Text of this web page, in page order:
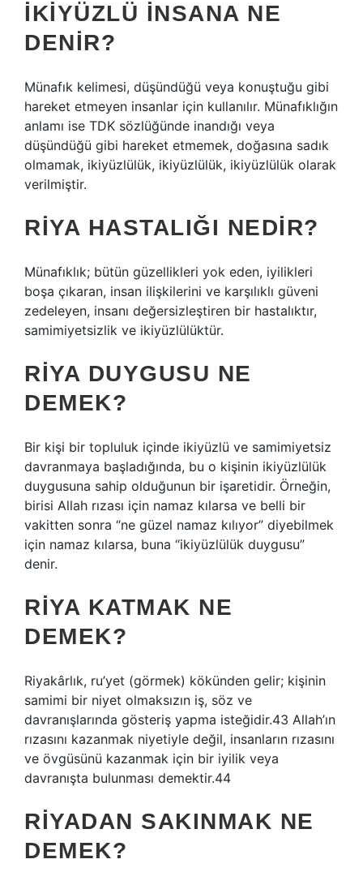
İKIYÜZLÜ INSANA NE
DENIR?
Münafık kelimesi, düşündüğü veya konuştuğu gibi
hareket etmeyen insanlar için kullanılır. Münafıklığın
anlamı ise TDK sözlüğünde inandığı veya
düşündüğü gibi hareket etmemek, doğasına sadık
olmamak, ikiyüzlülük, ikiyüzlülük, ikiyüzlülük olarak
verilmiştir.
RIYA HASTALIĞI NEDIR?
Münafıklık; bütün güzellikleri yok eden, iyilikleri
boşa çıkaran, insan ilişkilerini ve karşılıklı güveni
zedeleyen, insanı değersizleştiren bir hastalıktır,
samimiyetsizlik ve ikiyüzlülüktür.
RIYA DUYGUSU NE
DEMEK?
Bir kişi bir topluluk içinde ikiyüzlü ve samimiyetsiz
davranmaya başladığında, bu o kişinin ikiyüzlülük
duygusuna sahip olduğunun bir işaretidir. Örneğin,
birisi Allah rızası için namaz kılarsa ve belli bir
vakitten sonra “ne güzel namaz kılıyor” diyebilmek
için namaz kılarsa, buna “ikiyüzlülük duygusu”
denir.
RIYA KATMAK NE
DEMEK?
Riyakârlık, ru’yet (görmek) kökünden gelir; kişinin
samimi bir niyet olmaksızın iş, söz ve
davranışlarında gösteriş yapma isteğidir.43 Allah’ın
rızasını kazanmak niyetiyle değil, insanların rızasını
ve övgüsünü kazanmak için bir iyilik veya
davranışta bulunması demektir.44
RIYADAN SAKINMAK NE
DEMEK?